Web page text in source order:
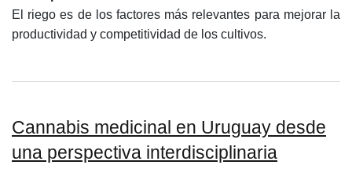
El riego es de los factores más relevantes para mejorar la
productividad y competitividad de los cultivos.
Cannabis medicinal en Uruguay desde
una perspectiva interdisciplinaria